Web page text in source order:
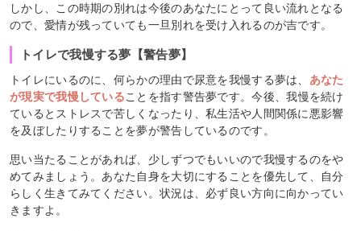
しかし、この時期の別れは今後のあなたにとって良い流れとなる
ので、愛情が残っていても一旦別れを受け入れるのが吉です。
トイレで我慢する夢【警告夢】
トイレにいるのに、何らかの理由で尿意を我慢する夢は、 あなた
が現実で我慢していることを指す警告夢です。今後、我慢を続け
ているとストレスで苦しくなったり、私生活や人間関係に悪影響
を及ぼしたりすることを夢が警告しているのです。
思い当たることがあれば、少しずつでもいいので我慢するのをや
めてみましょう。あなた自身を大切にすることを優先して、自分
らしく生きてみてください。状況は、必ず良い方向に向かってい
きますよ。